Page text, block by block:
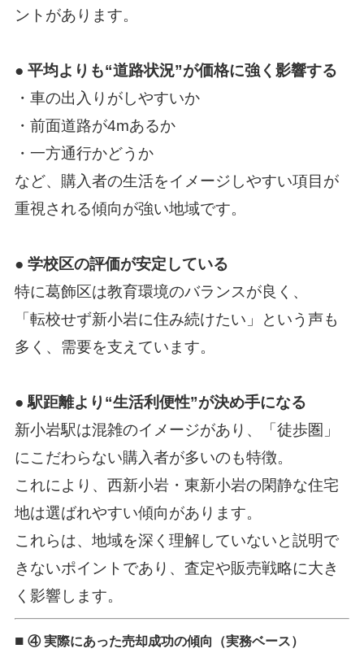
ントがあります。
● 平均よりも“道路状況”が価格に強く影響する
・車の出入りがしやすいか
・前面道路が4mあるか
・一方通行かどうか
など、購入者の生活をイメージしやすい項目が
重視される傾向が強い地域です。
● 学校区の評価が安定している
特に葛飾区は教育環境のバランスが良く、
「転校せず新小岩に住み続けたい」という声も
多く、需要を支えています。
● 駅距離より“生活利便性”が決め手になる
新小岩駅は混雑のイメージがあり、「徒歩圏」
にこだわらない購入者が多いのも特徴。
これにより、西新小岩・東新小岩の閑静な住宅
地は選ばれやすい傾向があります。
これらは、地域を深く理解していないと説明で
きないポイントであり、査定や販売戦略に大き
く影響します。
■ ④ 実際にあった売却成功の傾向（実務ベース）